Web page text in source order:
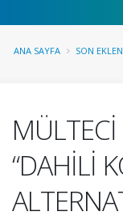
ANA SAYFA SON
“DAHİLİ